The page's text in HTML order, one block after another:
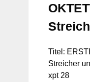
Titel:
Streicher
xpt 28